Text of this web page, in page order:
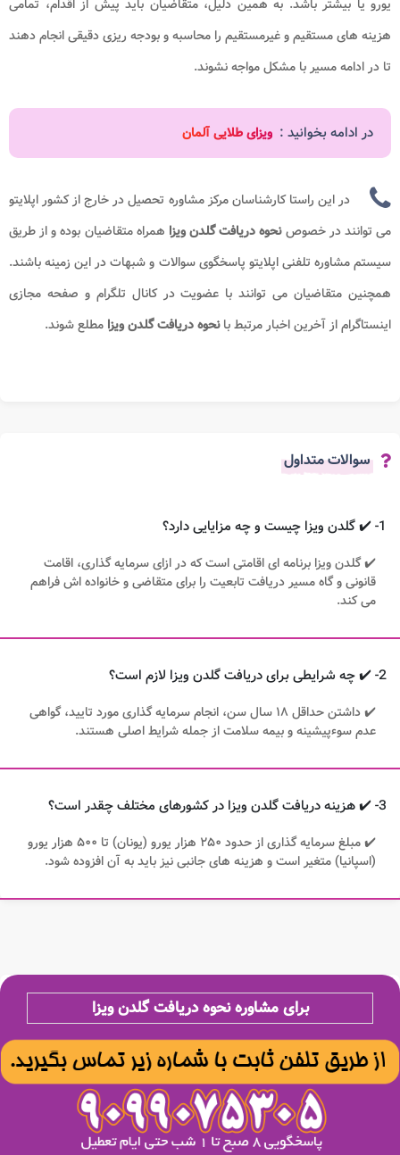
یورو یا بیشتر باشد. به همین دلیل، متقاضیان باید پیش از اقدام، تمامی
هزینه های مستقیم و غیرمستقیم را محاسبه و بودجه ریزی دقیقی انجام دهند
تا در ادامه مسیر با مشکل مواجه نشوند.
در ادامه بخوانید : ویزای طلایی آلمان
در این راستا کارشناسان مرکز مشاوره تحصیل در خارج از کشور اپلایتو
می توانند در خصوصنحوه دریافتگلدن ویزا همراه متقاضیان بوده و از طریق
سیستم مشاوره تلفنی اپلایتو پاسخگوی سوالات و شبهات در این زمینه باشند.
همچنین متقاضیان می توانند با عضویت در کانال تلگرام و صفحه مجازی
اینستاگرام از آخرین اخبار مرتبط بانحوه دریافتگلدن ویزا مطلع شوند.
سوالات متداول
1- ✔️ گلدن ویزا چیست و چه مزایایی دارد؟
✔️ گلدن ویزا برنامه ای اقامتی است که در ازای سرمایه گذاری، اقامت
قانونی و گاه مسیر دریافت تابعیت را برای متقاضی و خانواده اش فراهم
می کند.
2- ✔️ چه شرایطی برای دریافت گلدن ویزا لازم است؟
✔️ داشتن حداقل ۱۸ سال سن، انجام سرمایه گذاری مورد تایید، گواهی
عدم سوءپیشینه و بیمه سلامت از جمله شرایط اصلی هستند.
3- ✔️ هزینه دریافت گلدن ویزا در کشورهای مختلف چقدر است؟
✔️ مبلغ سرمایه گذاری از حدود ۲۵۰ هزار یورو (یونان) تا ۵۰۰ هزار یورو
(اسپانیا) متغیر است و هزینه های جانبی نیز باید به آن افزوده شود.
برای مشاوره نحوه دریافت گلدن ویزا